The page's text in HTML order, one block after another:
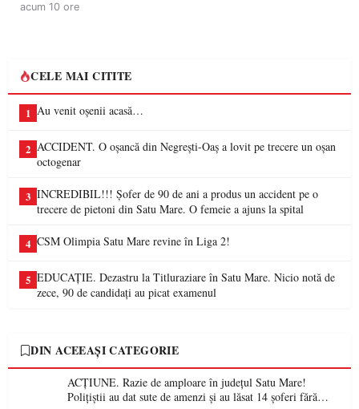
acum 10 ore
CELE MAI CITITE
1 Au venit oșenii acasă…
2 ACCIDENT. O oșancă din Negrești-Oaș a lovit pe trecere un oșan
octogenar
3 INCREDIBIL!!! Șofer de 90 de ani a produs un accident pe o
trecere de pietoni din Satu Mare. O femeie a ajuns la spital
4 CSM Olimpia Satu Mare revine în Liga 2!
5 EDUCAȚIE. Dezastru la Titluraziare în Satu Mare. Nicio notă de
zece, 90 de candidați au picat examenul
DIN ACEEAȘI CATEGORIE
ACȚIUNE. Razie de amploare în județul Satu Mare!
Polițiștii au dat sute de amenzi și au lăsat 14 șoferi fără